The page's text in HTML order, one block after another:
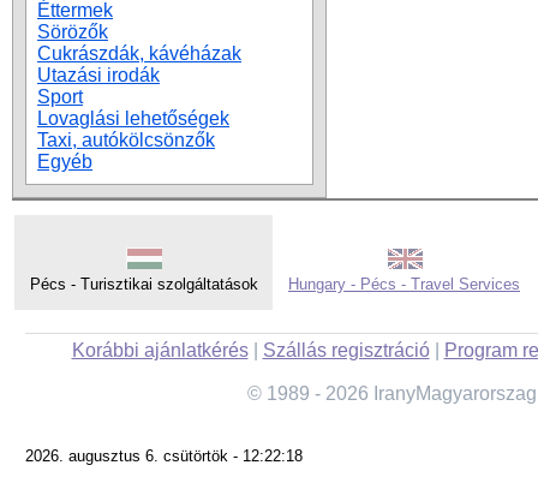
Éttermek
Sörözők
Cukrászdák, kávéházak
Utazási irodák
Sport
Lovaglási lehetőségek
Taxi, autókölcsönzők
Egyéb
Pécs - Turisztikai szolgáltatások Hungary - Pécs - Travel Services
Korábbi ajánlatkérés| Szállás regisztráció| Program
© 1989 - 2026
2026. augusztus 6. csütörtök - 12:22:18